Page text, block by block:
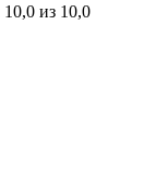
10,0 из 10,0